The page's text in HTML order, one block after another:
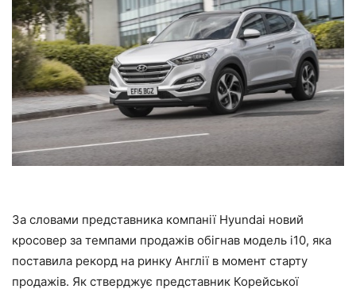
За словами представника компанії Hyundai новий
кросовер за темпами продажів обігнав модель i10, яка
поставила рекорд на ринку Англії в момент старту
продажів. Як стверджує представник Корейської